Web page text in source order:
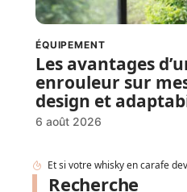
ÉQUIPEMENT
Les avantages
enrouleur sur
design et
6 août 2026
Recherche